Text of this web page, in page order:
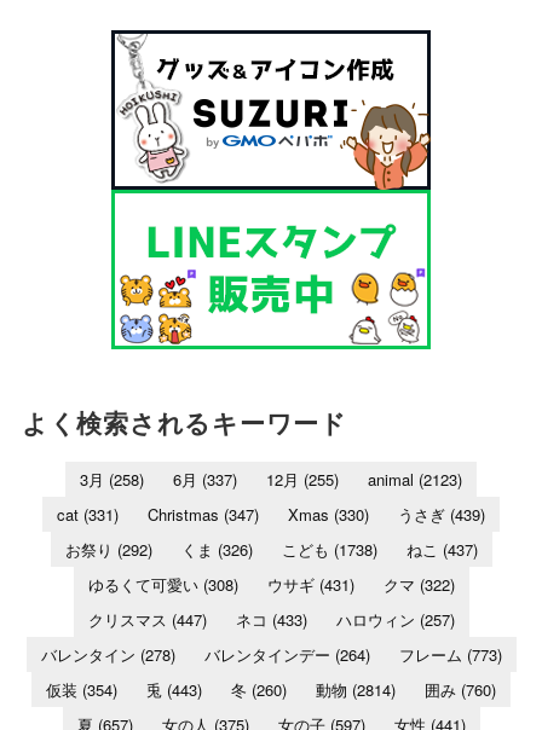
よく検索されるキーワード
3月 (258) 6月 (337) 12月 (255) animal (2123)
cat (331) Christmas (347) Xmas (330) うさぎ (439)
お祭り (292) くま (326) こども (1738) ねこ (437)
ゆるくて可愛い(308) ウサギ(431) クマ (322)
クリスマス (447) ネコ (433) ハロウィン (257)
バレンタイン (278) バレンタインデー (264) フレーム (773)
仮装 (354) 兎 (443) 冬 (260) 動物 (2814) 囲み (760)
夏 (657) 女の人 (375) 女の子(597) 女性 (441)